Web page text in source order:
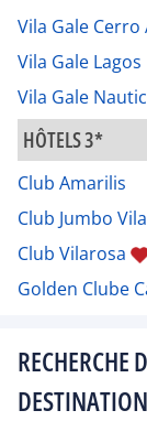
Vila Gale Cerro
Vila Gale Lagos
Vila Gale
HÔTELS 3*
Club Amarilis
Club Jumbo
Club Vilarosa
Golden Clube
RECHERCHE
DESTINATION